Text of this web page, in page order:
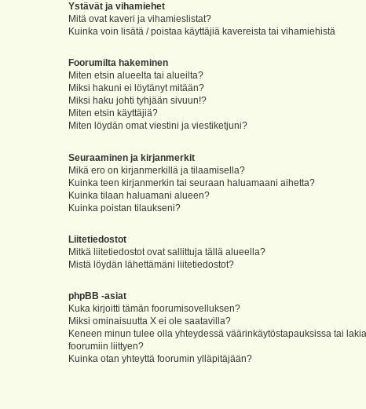
Ystävät ja vihamiehet
Mitä ovat kaveri ja vihamieslistat?
Kuinka voin lisätä / poistaa käyttäjiä kavereista tai vihamiehistä
Foorumilta hakeminen
Miten etsin alueelta tai alueilta?
Miksi hakuni ei löytänyt mitään?
Miksi haku johti tyhjään sivuun!?
Miten etsin käyttäjiä?
Miten löydän omat viestini ja viestiketjuni?
Seuraaminen ja kirjanmerkit
Mikä ero on kirjanmerkillä ja tilaamisella?
Kuinka teen kirjanmerkin tai seuraan haluamaani aihetta?
Kuinka tilaan haluamani alueen?
Kuinka poistan tilaukseni?
Liitetiedostot
Mitkä liitetiedostot ovat sallittuja tällä alueella?
Mistä löydän lähettämäni liitetiedostot?
phpBB -asiat
Kuka kirjoitti tämän foorumisovelluksen?
Miksi ominaisuutta X ei ole saatavilla?
Keneen minun tulee olla yhteydessä väärinkäytöstapauksissa tai
foorumiin liittyen?
Kuinka otan yhteyttä foorumin ylläpitäjään?